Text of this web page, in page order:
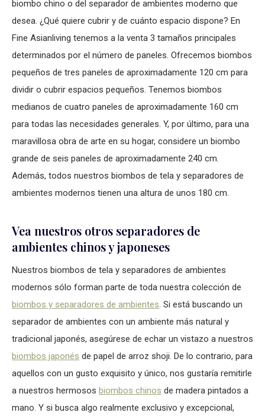
biombo chino o del separador de ambientes moderno que
desea. ¿Qué quiere cubrir y de cuánto espacio dispone? En
Fine Asianliving tenemos a la venta 3 tamaños principales
determinados por el número de paneles. Ofrecemos biombos
pequeños de tres paneles de aproximadamente 120 cm para
dividir o cubrir espacios pequeños. Tenemos biombos
medianos de cuatro paneles de aproximadamente 160 cm
para todas las necesidades generales. Y, por último, para una
maravillosa obra de arte en su hogar, considere un biombo
grande de seis paneles de aproximadamente 240 cm.
Además, todos nuestros biombos de tela y separadores de
ambientes modernos tienen una altura de unos 180 cm.
Vea nuestros otros separadores de
ambientes chinos y japoneses
Nuestros biombos de tela y separadores de ambientes
modernos sólo forman parte de toda nuestra colección de
biombos y separadores de ambientes. Si está buscando un
separador de ambientes con un ambiente más natural y
tradicional japonés, asegúrese de echar un vistazo a nuestros
biombos japonés de papel de arroz shoji. De lo contrario, para
aquellos con un gusto exquisito y único, nos gustaría remitirle
a nuestros hermosos biombos chinos de madera pintados a
mano. Y si busca algo realmente exclusivo y excepcional,